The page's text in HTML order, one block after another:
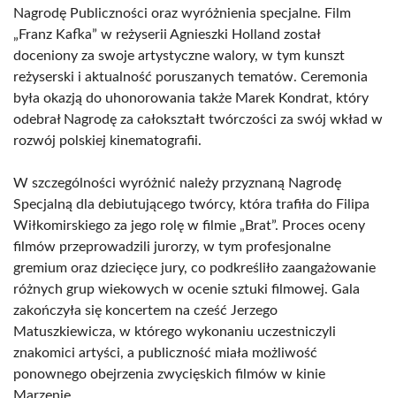
Nagrodę Publiczności oraz wyróżnienia specjalne. Film
„Franz Kafka” w reżyserii Agnieszki Holland został
doceniony za swoje artystyczne walory, w tym kunszt
reżyserski i aktualność poruszanych tematów. Ceremonia
była okazją do uhonorowania także Marek Kondrat, który
odebrał Nagrodę za całokształt twórczości za swój wkład w
rozwój polskiej kinematografii.
W szczególności wyróżnić należy przyznaną Nagrodę
Specjalną dla debiutującego twórcy, która trafiła do Filipa
Wiłkomirskiego za jego rolę w filmie „Brat”. Proces oceny
filmów przeprowadzili jurorzy, w tym profesjonalne
gremium oraz dziecięce jury, co podkreśliło zaangażowanie
różnych grup wiekowych w ocenie sztuki filmowej. Gala
zakończyła się koncertem na cześć Jerzego
Matuszkiewicza, w którego wykonaniu uczestniczyli
znakomici artyści, a publiczność miała możliwość
ponownego obejrzenia zwycięskich filmów w kinie